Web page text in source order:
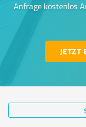
Anfrage kostenlos
JETZT